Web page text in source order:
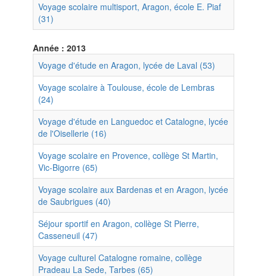
Voyage scolaire multisport, Aragon, école E. Piaf
(31)
Année : 2013
Voyage d'étude en Aragon, lycée de Laval (53)
Voyage scolaire à Toulouse, école de Lembras
(24)
Voyage d'étude en Languedoc et Catalogne, lycée
de l'Oisellerie (16)
Voyage scolaire en Provence, collège St Martin,
Vic-Bigorre (65)
Voyage scolaire aux Bardenas et en Aragon, lycée
de Saubrigues (40)
Séjour sportif en Aragon, collège St Pierre,
Casseneuil (47)
Voyage culturel Catalogne romaine, collège
Pradeau La Sede, Tarbes (65)